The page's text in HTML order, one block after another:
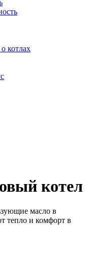
котлах
котел
масло в
тепло и комфорт в